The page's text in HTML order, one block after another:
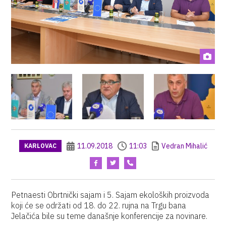
KARLOVAC 11.09.2018 11:03 Vedran Mihalić
Petnaesti Obrtnički sajam i 5. Sajam ekoloških proizvoda
koji će se održati od 18. do 22. rujna na Trgu bana
Jelačića bile su teme današnje konferencije za novinare.